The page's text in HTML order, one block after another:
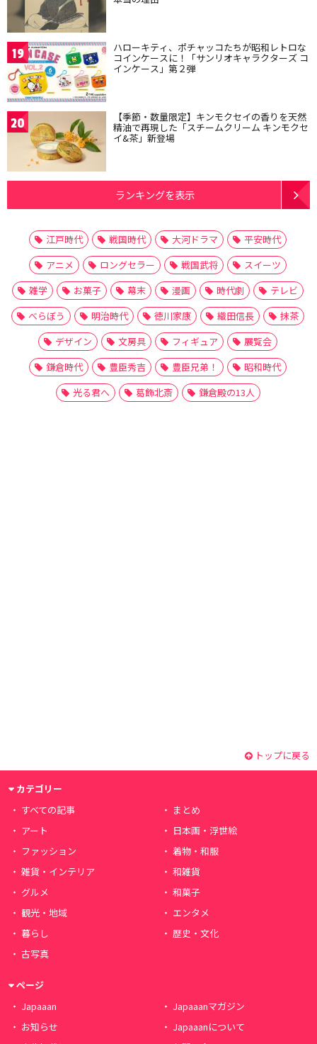
19 ハローキティ、ポチャッコたちが昭和レトロな
コインケースに！「サンリオキャラクターズ コ
インケース」第２弾
20 【季節・数量限定】キンモクセイの香りを天然
精油で再現した「スチームクリーム キンモクセ
イ&茶」新登場
ランキングを表示
江戸時代 戦国時代 大河ドラマ
平安時代
アニメ
ロングセラー 戦国武将
スイーツ
雑学
お菓子 幕末 漫画 時代劇
テレビ
べらぼう
明治時代 徳川家康 織田信長
抹茶
デザイン
文房具 フィギュア
展覧会
鎌倉時代
豊臣秀吉 豊臣兄弟！
昭和時代
光る君へ
葛飾北斎 鎌倉殿の13人
トップに戻る
カテゴリー
すべての記事
まとめ
アート
日本画・浮世絵
ファッション
着物・和服
雑貨・インテリア
和雑貨
グルメ
和菓子
観光・地域
エンタメ
暮らし
歴史・文化
古写真
ページ
Japaaan
Japaaanマガジン
お知らせ
Japaaanについて